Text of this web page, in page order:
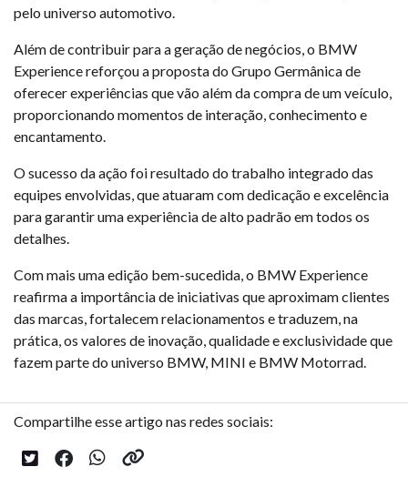
pelo universo automotivo.
Além de contribuir para a geração de negócios, o BMW
Experience reforçou a proposta do Grupo Germânica de
oferecer experiências que vão além da compra de um veículo,
proporcionando momentos de interação, conhecimento e
encantamento.
O sucesso da ação foi resultado do trabalho integrado das
equipes envolvidas, que atuaram com dedicação e excelência
para garantir uma experiência de alto padrão em todos os
detalhes.
Com mais uma edição bem-sucedida, o BMW Experience
reafirma a importância de iniciativas que aproximam clientes
das marcas, fortalecem relacionamentos e traduzem, na
prática, os valores de inovação, qualidade e exclusividade que
fazem parte do universo BMW, MINI e BMW Motorrad.
Compartilhe esse artigo nas redes sociais: